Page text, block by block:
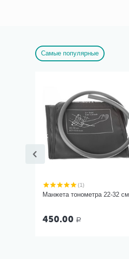
Самые популярные
(1)
Манжета тонометра 22-32 см
450.00 Р